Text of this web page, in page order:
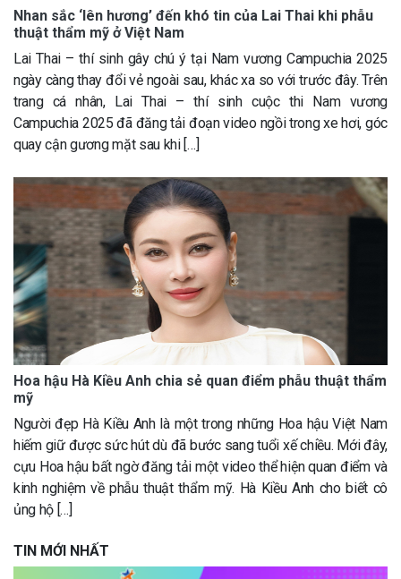
Nhan sắc ‘lên hương’ đến khó tin của Lai Thai khi phẫu
thuật thẩm mỹ ở Việt Nam
Lai Thai – thí sinh gây chú ý tại Nam vương Campuchia 2025
ngày càng thay đổi vẻ ngoài sau, khác xa so với trước đây. Trên
trang cá nhân, Lai Thai – thí sinh cuộc thi Nam vương
Campuchia 2025 đã đăng tải đoạn video ngồi trong xe hơi, góc
quay cận gương mặt sau khi […]
Hoa hậu Hà Kiều Anh chia sẻ quan điểm phẫu thuật thẩm
mỹ
Người đẹp Hà Kiều Anh là một trong những Hoa hậu Việt Nam
hiếm giữ được sức hút dù đã bước sang tuổi xế chiều. Mới đây,
cựu Hoa hậu bất ngờ đăng tải một video thể hiện quan điểm và
kinh nghiệm về phẫu thuật thẩm mỹ. Hà Kiều Anh cho biết cô
ủng hộ […]
TIN MỚI NHẤT